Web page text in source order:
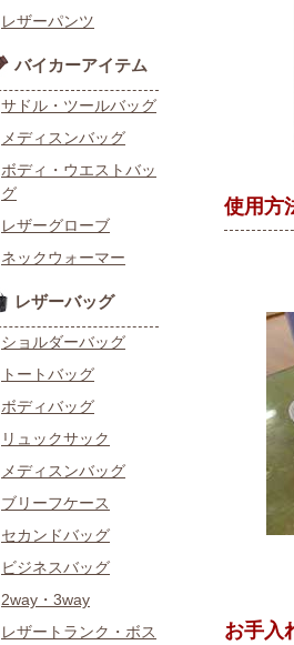
レザーパンツ
バイカーアイテム
サドル・ツールバッグ
メディスンバッグ
ボディ・ウエストバッ
グ
レザーグローブ
ネックウォーマー
レザーバッグ
ショルダーバッグ
トートバッグ
ボディバッグ
リュックサック
メディスンバッグ
ブリーフケース
セカンドバッグ
ビジネスバッグ
2way・3way
レザートランク・ボス
使用方
お手入